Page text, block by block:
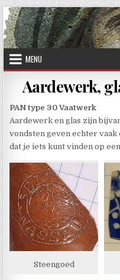
Skip to content
MENU
Aardewerk,
PAN type 30 Vaatwerk
Aardewerk en glas zijn
vondsten geven echter vaak
dat je iets kunt vinden op
Steengoed